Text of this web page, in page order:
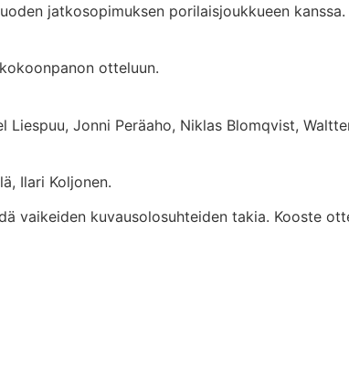
jatkosopimuksen porilaisjoukkueen
otteluun.
Liespuu, Jonni Peräaho, Niklas Blomqvist,
Ilari Koljonen.
vaikeiden kuvausolosuhteiden takia. Kooste